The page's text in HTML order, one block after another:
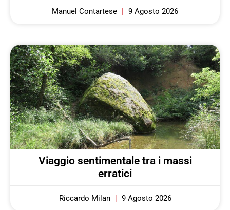
Manuel Contartese 9 Agosto 2026
Viaggio sentimentale tra i massi
erratici
Riccardo Milan 9 Agosto 2026